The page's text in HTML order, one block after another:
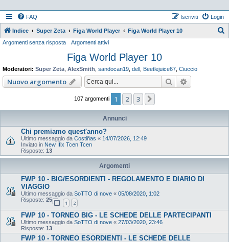
FAQ Login
Iscriviti
Indice Super Zeta Figa World Player Figa World Player 10
Argomenti senza risposta Argomenti attivi
Figa World Player 10
Moderatori: Super Zeta AlexSmith sandocan19 dell Beetlejuice67 Ciuccio
Nuovo argomento Cerca
107 argomenti 1 2 3
Annunci
Chi premiamo quest'anno?
Ultimo messaggio da Costiñas « 14/07/2026, 12:49
Inviato in New Ifix Tcen Tcen
Risposte: 13
Argomenti
FWP 10 - BIG/ESORDIENTI - REGOLAMENTO E DIARIO DI
VIAGGIO
Ultimo messaggio da SoTTO di nove « 05/08/2020, 1:02
Risposte: 25
1 2
FWP 10 - TORNEO BIG - LE SCHEDE DELLE PARTECIPANTI
Ultimo messaggio da SoTTO di nove « 27/03/2020, 23:46
Risposte: 13
FWP 10 - TORNEO ESORDIENTI - LE SCHEDE DELLE